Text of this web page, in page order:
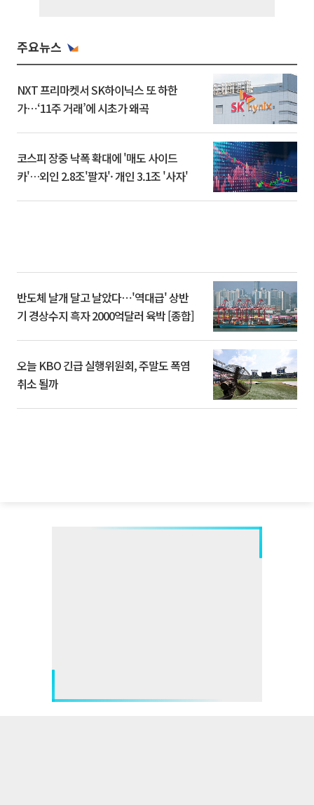
주요뉴스
NXT 프리마켓서 SK하이닉스 또 하한
가⋯‘11주 거래’에 시초가 왜곡
코스피 장중 낙폭 확대에 '매도 사이드
카'…외인 2.8조'팔자'· 개인 3.1조 '사자'
반도체 날개 달고 날았다⋯'역대급' 상반
기 경상수지 흑자 2000억달러 육박 [종합]
오늘 KBO 긴급 실행위원회, 주말도 폭염
취소 될까